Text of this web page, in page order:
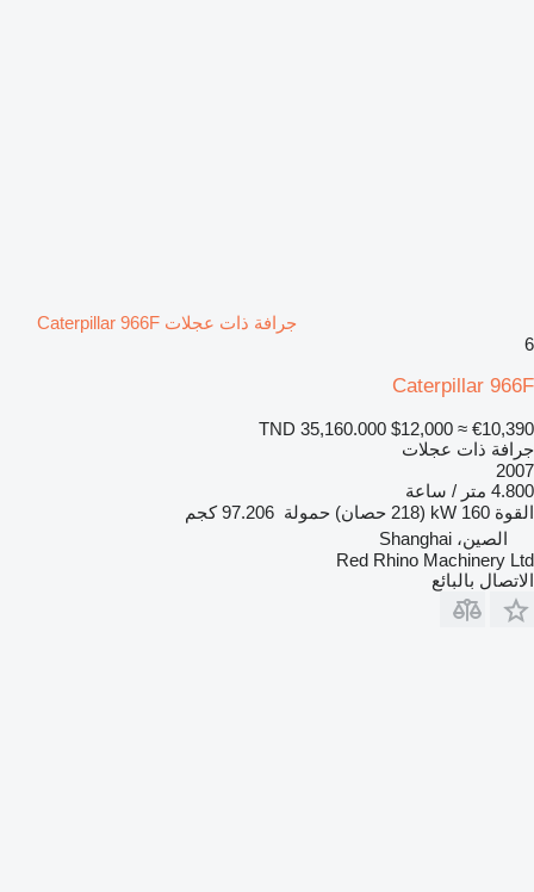
جرافة ذات عجلات Caterpillar 966F
6
Caterpillar 966F
TND 35,160.000 $12,000 ≈ €10,390
جرافة ذات عجلات
2007
4.800 متر / ساعة
القوة 160 kW (218 حصان) حمولة 97.206 كجم
الصين، Shanghai
Red Rhino Machinery Ltd
الاتصال بالبائع